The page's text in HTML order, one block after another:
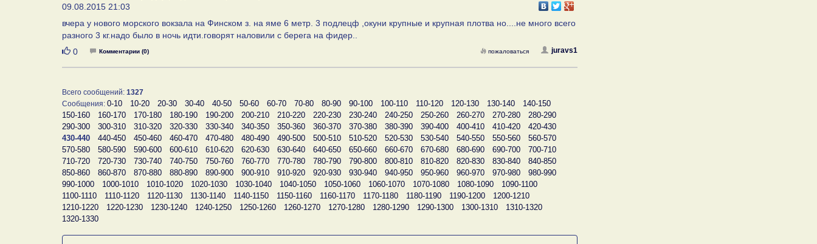
09.08.2015 21:03
вчера у нового морского вокзала на Финском з. на яме 6 метр. 3 подлецф ,окуни крупные и крупная плотва но....не много всего
разного 3 кг.надо было в ночь идти.говорят наловили с берега на фидер..
Нравится
0 Комментарии (0) juravs1
пожаловаться
Всего сообщений: 1327
Сообщения: 0-10 10-20 20-30 30-40 40-50 50-60 60-70 70-80 80-90 90-100 100-110 110-120 120-130 130-140
140-150
150-160
160-170 170-180 180-190 190-200 200-210 210-220 220-230 230-240 240-250 250-260 260-270 270-280
280-290
290-300
300-310 310-320 320-330 330-340 340-350 350-360 360-370 370-380 380-390 390-400 400-410 410-420
420-430
430-440
440-450 450-460 460-470 470-480 480-490 490-500 500-510 510-520 520-530 530-540 540-550 550-560
560-570
570-580
580-590 590-600 600-610 610-620 620-630 630-640 640-650 650-660 660-670 670-680 680-690 690-700
700-710
710-720
720-730 730-740 740-750 750-760 760-770 770-780 780-790 790-800 800-810 810-820 820-830 830-840
840-850
850-860
860-870 870-880 880-890 890-900 900-910 910-920 920-930 930-940 940-950 950-960 960-970 970-980
980-990
990-1000
1000-1010 1010-1020 1020-1030 1030-1040 1040-1050 1050-1060 1060-1070 1070-1080 1080-1090
1090-1100
1100-1110
1110-1120 1120-1130 1130-1140 1140-1150 1150-1160 1160-1170 1170-1180 1180-1190 1190-1200
1200-1210
1210-1220
1220-1230 1230-1240 1240-1250 1250-1260 1260-1270 1270-1280 1280-1290 1290-1300 1300-1310
1310-1320
1320-1330